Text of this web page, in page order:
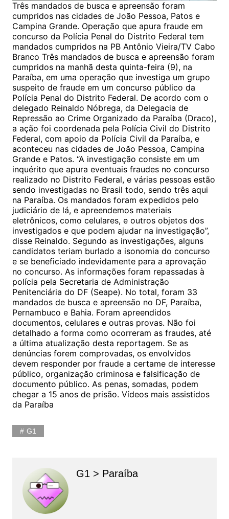
Três mandados de busca e apreensão foram
cumpridos nas cidades de João Pessoa, Patos e
Campina Grande. Operação que apura fraude em
concurso da Polícia Penal do Distrito Federal tem
mandados cumpridos na PB Antônio Vieira/TV Cabo
Branco Três mandados de busca e apreensão foram
cumpridos na manhã desta quinta-feira (9), na
Paraíba, em uma operação que investiga um grupo
suspeito de fraude em um concurso público da
Polícia Penal do Distrito Federal. De acordo com o
delegado Reinaldo Nóbrega, da Delegacia de
Repressão ao Crime Organizado da Paraíba (Draco),
a ação foi coordenada pela Polícia Civil do Distrito
Federal, com apoio da Polícia Civil da Paraíba, e
aconteceu nas cidades de João Pessoa, Campina
Grande e Patos. “A investigação consiste em um
inquérito que apura eventuais fraudes no concurso
realizado no Distrito Federal, e várias pessoas estão
sendo investigadas no Brasil todo, sendo três aqui
na Paraíba. Os mandados foram expedidos pelo
judiciário de lá, e apreendemos materiais
eletrônicos, como celulares, e outros objetos dos
investigados e que podem ajudar na investigação”,
disse Reinaldo. Segundo as investigações, alguns
candidatos teriam burlado a isonomia do concurso
e se beneficiado indevidamente para a aprovação
no concurso. As informações foram repassadas à
polícia pela Secretaria de Administração
Penitenciária do DF (Seape). No total, foram 33
mandados de busca e apreensão no DF, Paraíba,
Pernambuco e Bahia. Foram apreendidos
documentos, celulares e outras provas. Não foi
detalhado a forma como ocorreram as fraudes, até
a última atualização desta reportagem. Se as
denúncias forem comprovadas, os envolvidos
devem responder por fraude a certame de interesse
público, organização criminosa e falsificação de
documento público. As penas, somadas, podem
chegar a 15 anos de prisão. Vídeos mais assistidos
da Paraíba
G1
G1 > Paraíba